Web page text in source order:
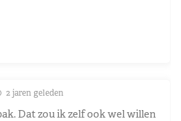
2 jaren geleden
Dat zou ik zelf ook wel willen